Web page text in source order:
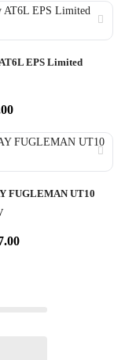
EPS Limited
FUGLEMAN UT10